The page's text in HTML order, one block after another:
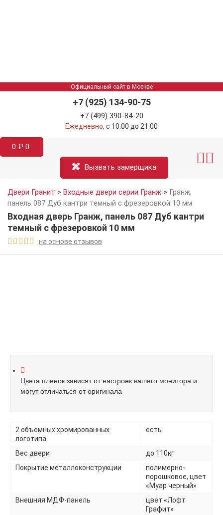
Официальный сайт в Москве
+7 (925) 134-90-75
+7 (499) 390-84-20
Ежедневно, с 10:00 до 21:00
0 ₽ 0
Вызвать замерщика
Двери Гранит > Входные двери серии Гранж > Гранж,
панель 087 Дуб кантри темный с фрезеровкой 10 мм
Входная дверь Гранж, панель 087 Дуб кантри
темный с фрезеровкой 10 мм
     на основе отзывов
Цвета пленок зависят от настроек вашего монитора и
могут отличаться от оригинала
2 объемных хромированных
логотипа
есть
Вес двери
до 110кг
Покрытие металлоконструкции
полимерно-
порошковое, цвет
«Муар черный»
Внешняя МДФ-панель
цвет «Лофт
Графит»